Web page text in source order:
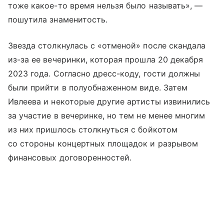
тоже какое-то время нельзя было называть», —
пошутила знаменитость.
Звезда столкнулась с «отменой» после скандала
из-за ее вечеринки, которая прошла 20 декабря
2023 года. Согласно дресс-коду, гости должны
были прийти в полуобнаженном виде. Затем
Ивлеева и некоторые другие артисты извинились
за участие в вечеринке, но тем не менее многим
из них пришлось столкнуться с бойкотом
со стороны концертных площадок и разрывом
финансовых договоренностей.